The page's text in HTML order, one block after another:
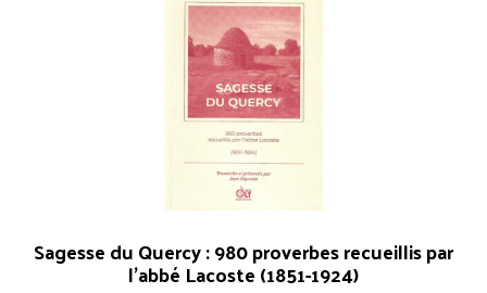
Sagesse du Quercy : 980 proverbes recueillis par
l’abbé Lacoste (1851-1924)